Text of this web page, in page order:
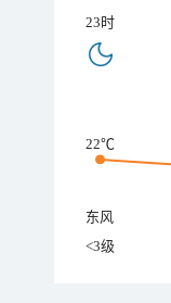
23时
22℃
东风
<3级